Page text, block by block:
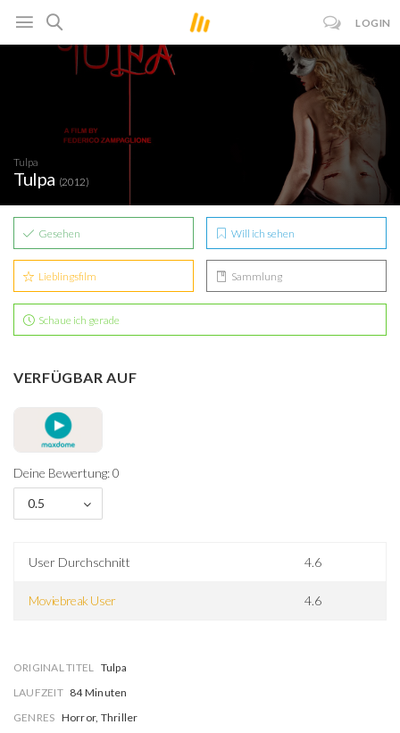
LOGIN
Tulpa
Tulpa (2012)
Gesehen Will ich sehen
Lieblingsfilm Sammlung
Schaue ich gerade
VERFÜGBAR AUF
Deine Bewertung: 0
0.5
User Durchschnitt 4.6
Moviebreak User 4.6
ORIGINAL TITEL Tulpa
LAUFZEIT 84 Minuten
GENRES Horror, Thriller